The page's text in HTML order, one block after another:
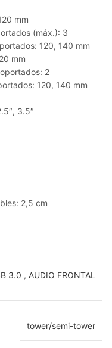
mm
(máx.): 3
120, 140 mm
mm
2
120, 140 mm
3.5″
2,5 cm
3.0 , AUDIO FRONTAL
tower/semi-tower